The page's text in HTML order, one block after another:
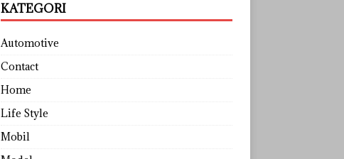
KATEGORI
Automotive
Contact
Home
Life Style
Mobil